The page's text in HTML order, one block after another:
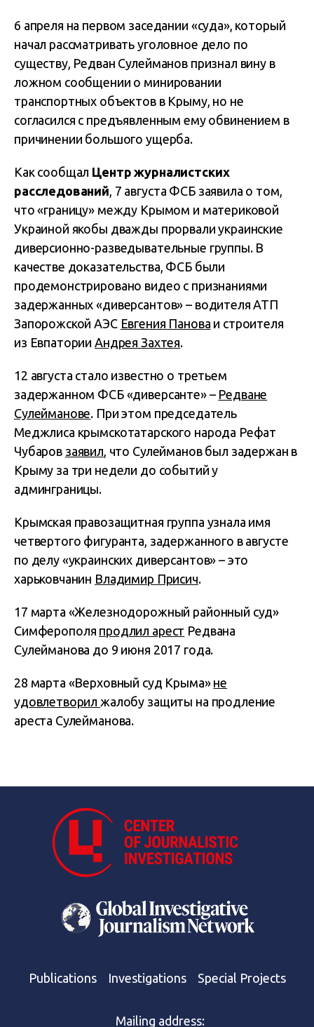
6 апреля на первом заседании «суда», который
начал рассматривать уголовное дело по
существу, Редван Сулейманов признал вину в
ложном сообщении о минировании
транспортных объектов в Крыму, но не
согласился с предъявленным ему обвинением в
причинении большого ущерба.
Как сообщал Центр журналистских
расследований, 7 августа ФСБ заявила о том,
что «границу» между Крымом и материковой
Украиной якобы дважды прорвали украинские
диверсионно-разведывательные группы. В
качестве доказательства, ФСБ были
продемонстрировано видео с признаниями
задержанных «диверсантов» – водителя АТП
Запорожской АЭС Евгения Панова и строителя
из ЕвпаторииАндрея Захтея.
12 августа стало известно о третьем
задержанном ФСБ «диверсанте» – Редване
Сулейманове. При этом председатель
Меджлиса крымскотатарского народа Рефат
Чубаров заявил, что Сулейманов был задержан в
Крыму за три недели до событий у
админграницы.
Крымская правозащитная группа узнала имя
четвертого фигуранта, задержанного в августе
по делу «украинских диверсантов» – это
харьковчанин Владимир Присич.
17 марта «Железнодорожный районный суд»
Симферополя продлил арест Редвана
Сулейманова до 9 июня 2017 года.
28 марта «Верховный суд Крыма» не
удовлетворил жалобу защиты на продление
ареста Сулейманова.
Publications Investigations Special Projects
Mailing address: